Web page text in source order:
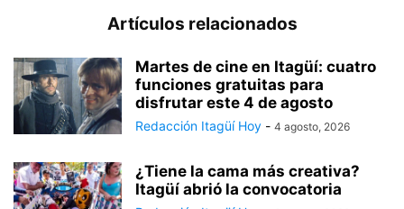
Artículos relacionados
Martes de cine en Itagüí: cuatro
funciones gratuitas para
disfrutar este 4 de agosto
Redacción Itagüí Hoy - 4 agosto, 2026
¿Tiene la cama más creativa?
Itagüí abrió la convocatoria